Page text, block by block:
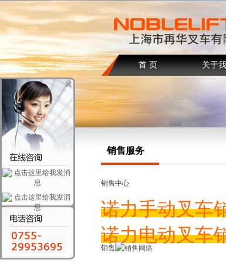
首 页 关于
销售服务
销售中心
诺力手动叉车
诺力电动叉车
销售